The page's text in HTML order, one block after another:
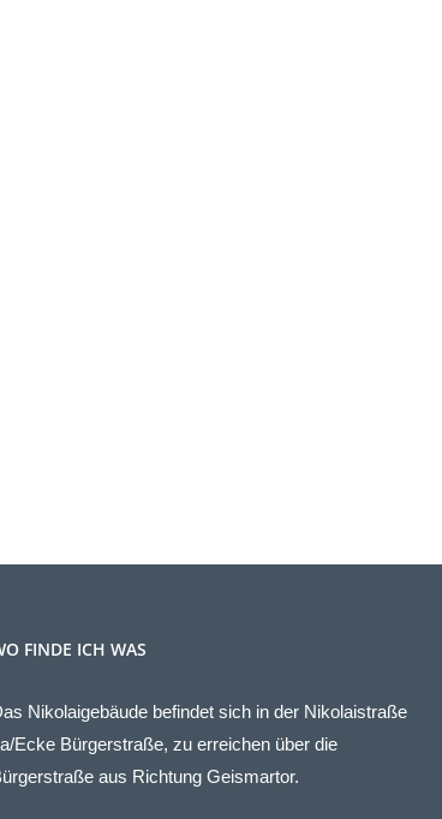
FINDE ICH WAS
Nikolaigebäude befindet sich in der Nikolaistraße
Ecke Bürgerstraße, zu erreichen über die
aus Richtung Geismartor.